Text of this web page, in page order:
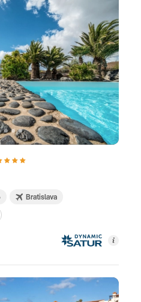
Bratislava